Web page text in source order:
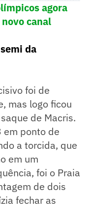
agora
canal
da
foi de
mas logo ficou
de Macris.
em ponto de
a torcida, que
em um
foi o Praia
de dois
fechar as